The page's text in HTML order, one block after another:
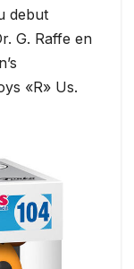
debut
G. Raffe en
«R» Us.